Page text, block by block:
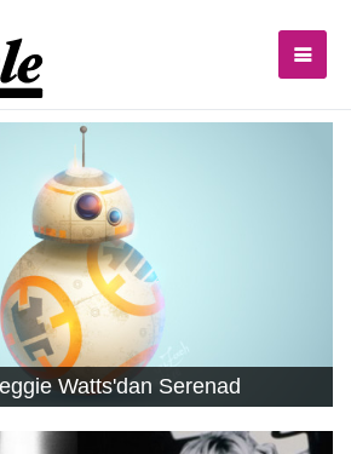
Watts'dan Serenad